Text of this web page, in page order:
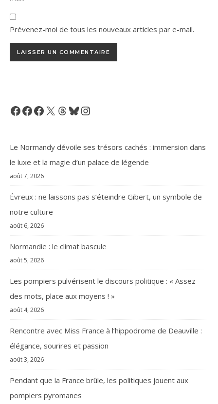
Prévenez-moi de tous les nouveaux articles par e-mail.
Facebook
Facebook
Facebook
X Threads
BlueskyInstagram
Le Normandy dévoile ses trésors cachés : immersion dans
le luxe et la magie d’un palace de légende
août 7, 2026
Évreux : ne laissons pas s’éteindre Gibert, un symbole de
notre culture
août 6, 2026
Normandie : le climat bascule
août 5, 2026
Les pompiers pulvérisent le discours politique : « Assez
des mots, place aux moyens ! »
août 4, 2026
Rencontre avec Miss France à l’hippodrome de Deauville :
élégance, sourires et passion
août 3, 2026
Pendant que la France brûle, les politiques jouent aux
pompiers pyromanes